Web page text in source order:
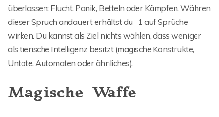
überlassen: Flucht, Panik, Betteln oder Kämpfen. Währen
dieser Spruch andauert erhältst du -1 auf Sprüche
wirken. Du kannst als Ziel nichts wählen, dass weniger
als tierische Intelligenz besitzt (magische Konstrukte,
Untote, Automaten oder ähnliches).
Magische Waffe